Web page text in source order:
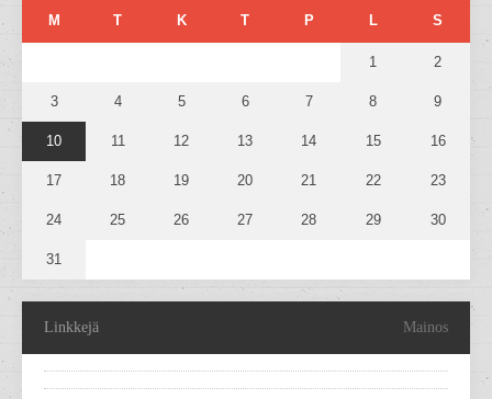
M T K T P L S
1 2
3 4 5 6 7 8 9
10 11 12 13 14 15 16
17 18 19 20 21 22 23
24 25 26 27 28 29 30
31
Linkkejä Mainos